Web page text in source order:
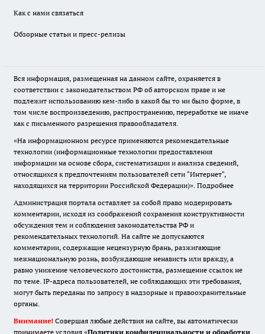
Как с нами связаться
Обзорные статьи и пресс-релизы
Вся информация, размещенная на данном сайте, охраняется в
соответствии с законодательством РФ об авторском праве и не
подлежит использованию кем-либо в какой бы то ни было форме, в
том числе воспроизведению, распространению, переработке не иначе
как с письменного разрешения правообладателя.
«На информационном ресурсе применяются рекомендательные
технологии (информационные технологии предоставления
информации на основе сбора, систематизации и анализа сведений,
относящихся к предпочтениям пользователей сети "Интернет",
находящихся на территории Российской Федерации)». Подробнее
Администрация портала оставляет за собой право модерировать
комментарии, исходя из соображений сохранения конструктивности
обсуждения тем и соблюдения законодательства РФ и
рекомендательных технологий. На сайте не допускаются
комментарии, содержащие нецензурную брань, разжигающие
межнациональную рознь, возбуждающие ненависть или вражду, а
равно унижение человеческого достоинства, размещение ссылок не
по теме. IP-адреса пользователей, не соблюдающих эти требования,
могут быть переданы по запросу в надзорные и правоохранительные
органы.
Внимание! Совершая любые действия на сайте, вы автоматически
принимаете условия «Политики конфиденциальности и обработки